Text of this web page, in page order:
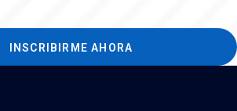
INSCRIBIRME AHORA